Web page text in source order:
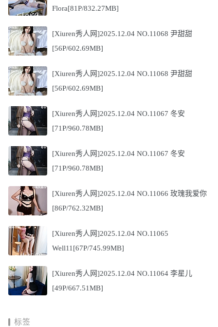
Flora[81P/832.27MB]
[Xiuren秀人网]2025.12.04 NO.11068 尹甜甜
[56P/602.69MB]
[Xiuren秀人网]2025.12.04 NO.11068 尹甜甜
[56P/602.69MB]
[Xiuren秀人网]2025.12.04 NO.11067 冬安
[71P/960.78MB]
[Xiuren秀人网]2025.12.04 NO.11067 冬安
[71P/960.78MB]
[Xiuren秀人网]2025.12.04 NO.11066 玫瑰我爱你
[86P/762.32MB]
[Xiuren秀人网]2025.12.04 NO.11065
Well11[67P/745.99MB]
[Xiuren秀人网]2025.12.04 NO.11064 李星儿
[49P/667.51MB]
标签